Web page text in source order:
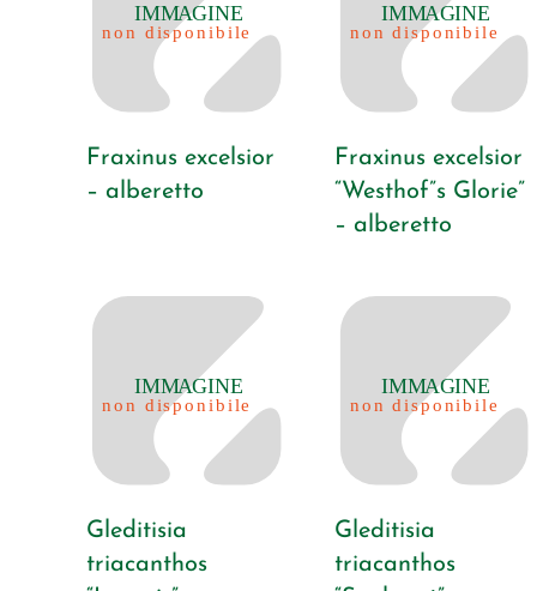
Fraxinus excelsior
– alberetto
Fraxinus excelsior
“Westhof”s Glorie”
– alberetto
Gleditisia
triacanthos
Gleditisia
triacanthos